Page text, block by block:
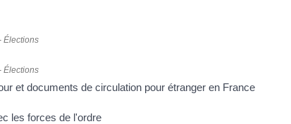
Élections
Élections
et documents de circulation pour étranger en France
les forces de l'ordre